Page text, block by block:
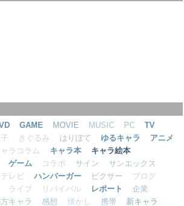
GAME MOVIE MUSIC PC
TV
きぐるみ はりぼて ゆるキャラ
アニメ
ラコラム キャラ本
キャラ絵本
ゲーム コラボ サイン
サンエックス
テレビ ハンバーガー ピクサー
ブログ
ライブ リバイバル レポート
企業
キャラ 感想 懐かし 携帯
新キャラ